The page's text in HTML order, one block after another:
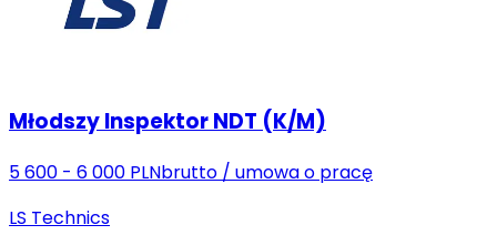
Młodszy Inspektor NDT (K/M)
5 600 - 6 000 PLNbrutto / umowa o pracę
LS Technics